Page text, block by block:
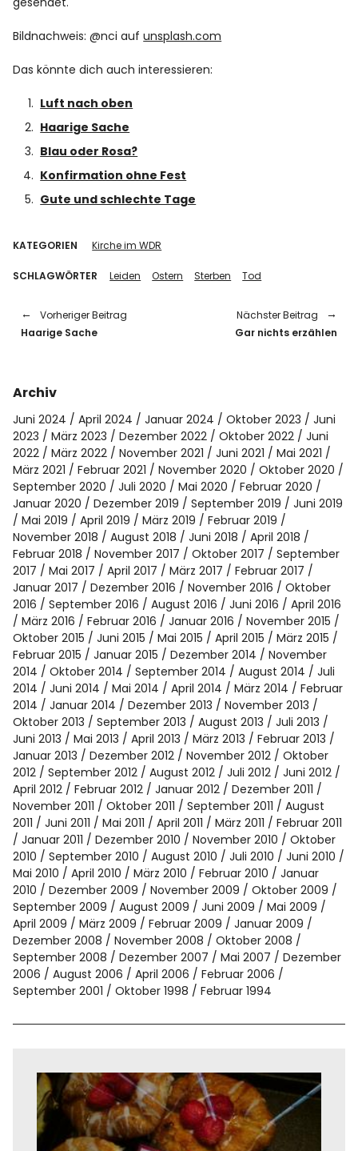
Bildnachweis: @nci aufunsplash.com
Das könnte dich auch interessieren:
Luft nach oben
Haarige Sache
Blau oder Rosa?
Konfirmation ohne Fest
Gute und schlechte Tage
KATEGORIEN Kirche im WDR
SCHLAGWÖRTER Leiden Ostern Sterben Tod
Vorheriger Beitrag
Haarige Sache
Nächster Beitrag
Gar nichts erzählen
Archiv
Juni 2024 April 2024 Januar 2024 Oktober 2023
Juni
2023
März 2023 Dezember 2022 Oktober 2022
Juni
2022
März 2022 November 2021 Juni 2021
Mai 2021
März 2021
Februar 2021 November 2020
Oktober 2020
September 2020
Juli 2020 Mai 2020
Februar 2020
Januar 2020
Dezember 2019 September 2019
Juni 2019
Mai 2019
April 2019 März 2019
Februar 2019
November 2018
August 2018 Juni 2018
April 2018
Februar 2018
November 2017 Oktober 2017
September
2017
Mai 2017 April 2017 März 2017
Februar 2017
Januar 2017
Dezember 2016 November 2016
Oktober
2016
September 2016 August 2016 Juni 2016
April 2016
März 2016
Februar 2016 Januar 2016
November 2015
Oktober 2015
Juni 2015 Mai 2015 April 2015
März 2015
Februar 2015
Januar 2015 Dezember 2014
November
2014
Oktober 2014 September 2014 August 2014
Juli
2014
Juni 2014 Mai 2014 April 2014 März 2014
Februar
2014
Januar 2014 Dezember 2013
November 2013
Oktober 2013
September 2013 August 2013
Juli 2013
Juni 2013
Mai 2013 April 2013 März 2013
Februar 2013
Januar 2013
Dezember 2012 November 2012
Oktober
2012
September 2012 August 2012 Juli 2012
Juni 2012
April 2012
Februar 2012 Januar 2012
Dezember 2011
November 2011
Oktober 2011 September 2011
August
2011
Juni 2011 Mai 2011 April 2011 März 2011
Februar 2011
Januar 2011
Dezember 2010 November 2010
Oktober
2010
September 2010 August 2010 Juli 2010
Juni 2010
Mai 2010
April 2010 März 2010 Februar 2010
Januar
2010
Dezember 2009 November 2009
Oktober 2009
September 2009
August 2009 Juni 2009
Mai 2009
April 2009
März 2009 Februar 2009
Januar 2009
Dezember 2008
November 2008
Oktober 2008
September 2008
Dezember 2007 Mai 2007
Dezember
2006
August 2006 April 2006
Februar 2006
September 2001
Oktober 1998 Februar 1994